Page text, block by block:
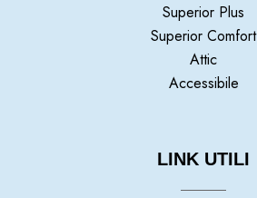
Superior Plus
Superior Comfort
Attic
Accessibile
LINK UTILI